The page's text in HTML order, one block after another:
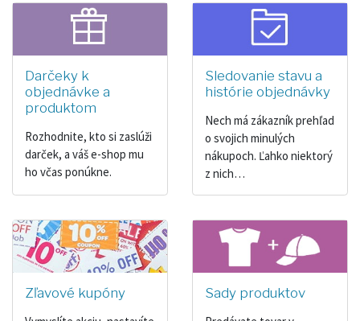
Darčeky k
objednávke a
produktom
Rozhodnite, kto si zaslúži
darček, a váš e-shop mu
ho včas ponúkne.
Sledovanie stavu a
histórie objednávky
Nech má zákazník prehľad
o svojich minulých
nákupoch. Ľahko niektorý
z nich…
Zľavové kupóny Sady produktov